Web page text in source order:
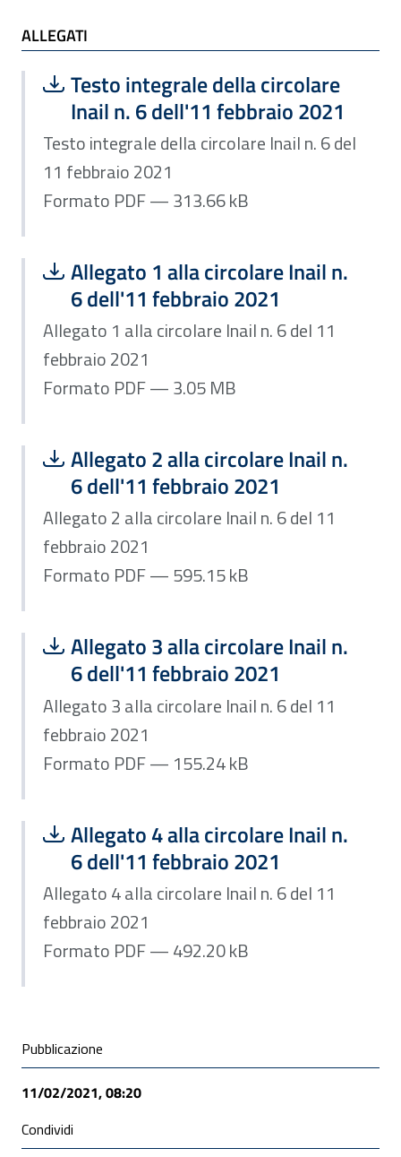
ALLEGATI
ALLEGATI
Scarica file:
Testo integrale della circolare
Inail n. 6 dell'11 febbraio 2021
Formato PDF — Dimensione 313.66 kB
Testo integrale della circolare Inail n. 6 del
11 febbraio 2021
Formato PDF — 313.66 kB
Scarica file:
Allegato 1 alla circolare Inail n.
6 dell'11 febbraio 2021
Formato PDF — Dimensione 3.05 MB
Allegato 1 alla circolare Inail n. 6 del 11
febbraio 2021
Formato PDF — 3.05 MB
Scarica file:
Allegato 2 alla circolare Inail n.
6 dell'11 febbraio 2021
Formato PDF — Dimensione 595.15 kB
Allegato 2 alla circolare Inail n. 6 del 11
febbraio 2021
Formato PDF — 595.15 kB
Scarica file:
Allegato 3 alla circolare Inail n.
6 dell'11 febbraio 2021
Formato PDF — Dimensione 155.24 kB
Allegato 3 alla circolare Inail n. 6 del 11
febbraio 2021
Formato PDF — 155.24 kB
Scarica file:
Allegato 4 alla circolare Inail n.
6 dell'11 febbraio 2021
Formato PDF — Dimensione 492.20 kB
Allegato 4 alla circolare Inail n. 6 del 11
febbraio 2021
Formato PDF — 492.20 kB
Condivisione social
Pubblicazione
11/02/2021, 08:20
Condividi